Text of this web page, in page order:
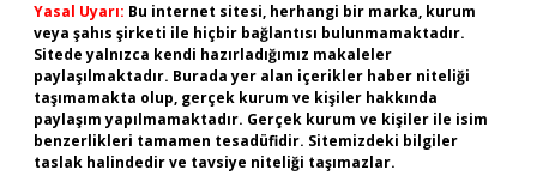
Yasal Uyarı: Bu internet sitesi, herhangi bir marka, kurum
veya şahıs şirketi ile hiçbir bağlantısı bulunmamaktadır.
Sitede yalnızca kendi hazırladığımız makaleler
paylaşılmaktadır. Burada yer alan içerikler haber niteliği
taşımamakta olup, gerçek kurum ve kişiler hakkında
paylaşım yapılmamaktadır. Gerçek kurum ve kişiler ile isim
benzerlikleri tamamen tesadüfidir. Sitemizdeki bilgiler
taslak halindedir ve tavsiye niteliği taşımazlar.